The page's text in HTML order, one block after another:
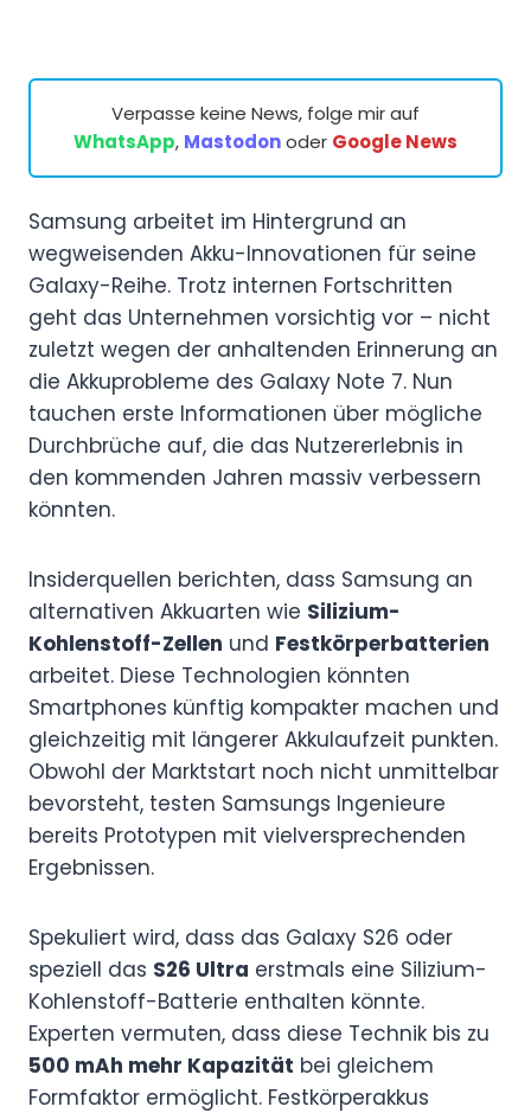
Verpasse keine News, folge mir auf
WhatsApp, Mastodonoder Google News
Samsung arbeitet im Hintergrund an
wegweisenden Akku-Innovationen für seine
Galaxy-Reihe. Trotz internen Fortschritten
geht das Unternehmen vorsichtig vor – nicht
zuletzt wegen der anhaltenden Erinnerung an
die Akkuprobleme des Galaxy Note 7. Nun
tauchen erste Informationen über mögliche
Durchbrüche auf, die das Nutzererlebnis in
den kommenden Jahren massiv verbessern
könnten.
Insiderquellen berichten, dass Samsung an
alternativen Akkuarten wie Silizium-
Kohlenstoff-Zellen und Festkörperbatterien
arbeitet. Diese Technologien könnten
Smartphones künftig kompakter machen und
gleichzeitig mit längerer Akkulaufzeit punkten.
Obwohl der Marktstart noch nicht unmittelbar
bevorsteht, testen Samsungs Ingenieure
bereits Prototypen mit vielversprechenden
Ergebnissen.
Spekuliert wird, dass das Galaxy S26 oder
speziell das S26 Ultra erstmals eine Silizium-
Kohlenstoff-Batterie enthalten könnte.
Experten vermuten, dass diese Technik bis zu
500 mAh mehr Kapazität bei gleichem
Formfaktor ermöglicht. Festkörperakkus